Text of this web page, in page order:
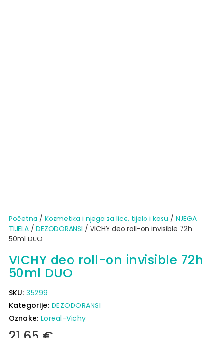
Početna / Kozmetika i njega za lice, tijelo i kosu / NJEGA
TIJELA/ DEZODORANSI / VICHY deo roll-on invisible 72h
50ml DUO
VICHY deo roll-on invisible 72h
50ml DUO
SKU:35299
Kategorije: DEZODORANSI
Oznake: Loreal-Vichy